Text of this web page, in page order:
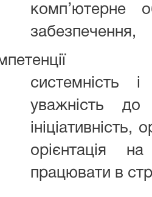
комп’ютерне
забезпечення,
системність
уважність до
ініціативність,
орієнтація
працювати в